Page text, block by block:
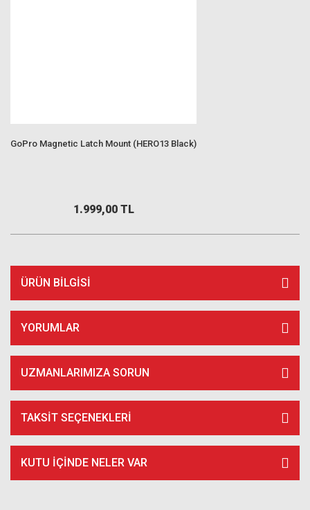
GoPro Magnetic Latch Mount (HERO13 Black)
1.999,00 TL
ÜRÜN BILGISI
YORUMLAR
UZMANLARIMIZA SORUN
TAKSIT SEÇENEKLERI
KUTU İÇİNDE NELER VAR